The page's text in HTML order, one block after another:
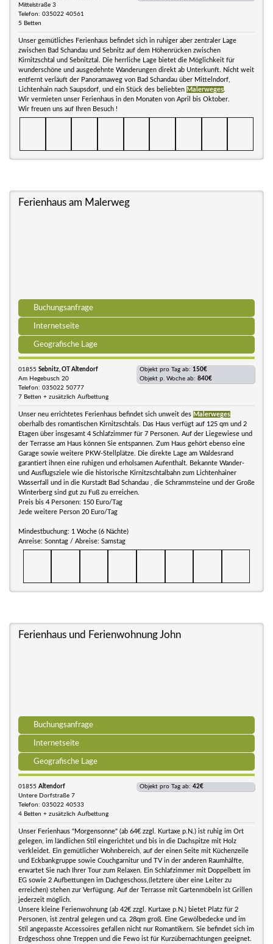
Mittelstraße 3
Telefon: 035022 40561
5 Betten
Unser gemütliches Ferienhaus befindet sich in ruhiger aber zentraler Lage
zwischen Bad Schandau und Sebnitz auf dem Höhenrücken zwischen
Kirnitzschtal und Sebnitztal. Die herrliche Lage bietet die Möglichkeit für
wunderschöne und ausgedehnte Wanderungen direkt ab Unterkunft. Nicht weit
entfernt verläuft der Panoramaweg von Bad Schandau über Mittelndorf,
Lichtenhain nach Saupsdorf, und ein Stück des beliebten Malerweges
Wir vermieten unser Ferienhaus in den Monaten von April bis Oktober.
Wir freuen uns auf Ihren Besuch !
Ferienhaus am Malerweg
Buchungsanfrage
Internetseite
Geografische Lage
01855 Sebnitz, OT Altendorf
Am Hegebusch 20
Telefon: 035022 50777
7 Betten + zusätzlich Aufbettung
Objekt pro Tag ab: 150€
Objekt p. Woche ab: 840€
Unser neu errichtetes Ferienhaus befindet sich unweit des Malerweges
oberhalb des romantischen Kirnitzschtals. Das Haus verfügt auf 125 qm und 2
Etagen über insgesamt 4 Schlafzimmer für 7 Personen. Auf der Liegewiese und
der Terrasse am Haus können Sie entspannen. Zum Haus gehört ebenso eine
Garage sowie weitere PKW-Stellplätze. Die direkte Lage am Waldesrand
garantiert ihnen eine ruhigen und erholsamen Aufenthalt. Bekannte Wander-
und Ausflugsziele wie die historische Kirnitzschtalbahn zum Lichtenhainer
Wasserfall und in die Kurstadt Bad Schandau , die Schrammsteine und der Große
Winterberg sind gut zu Fuß zu erreichen.
Preis bis 4 Personen: 150 Euro/Tag
Jede weitere Person 20 Euro/Tag
Mindestbuchung: 1 Woche (6 Nächte)
Anreise: Sonntag / Abreise: Samstag
Ferienhaus und Ferienwohnung John
Buchungsanfrage
Internetseite
Geografische Lage
01855 Altendorf
Untere Dorfstraße 7
Telefon: 035022 40533
4 Betten + zusätzlich Aufbettung
Objekt pro Tag ab: 42€
Unser Ferienhaus "Morgensonne" (ab 64€ zzgl. Kurtaxe p.N.) ist ruhig im Ort
gelegen, im ländlichen Stil eingerichtet und bis in die Dachspitze mit Holz
verkleidet. Ein gemütlicher Wohnbereich, auf der einen Seite mit Küchenzeile
und Eckbankgruppe sowie Couchgarnitur und TV in der anderen Raumhälfte,
erwartet Sie nach Ihrer Tour zum Relaxen. Ein Schlafzimmer mit Doppelbett im
EG sowie 2 Aufbettungen im Dachgeschoss,(letztere über eine Leiter zu
erreichen) stehen zur Verfügung. Auf der Terrasse mit Gartenmöbeln ist Grillen
jederzeit möglich.
Unsere kleine Ferienwohnung (ab 42€ zzgl. Kurtaxe p.N.) bietet Platz für 2
Personen, ist zentral gelegen und ca. 28qm groß. Eine Gewölbedecke und im
Stil angepasste Accessoires gefallen nicht nur Romantikern. Sie befindet sich im
Erdgeschoss ohne Treppen und die Fewo ist für Kurzübernachtungen geeignet.